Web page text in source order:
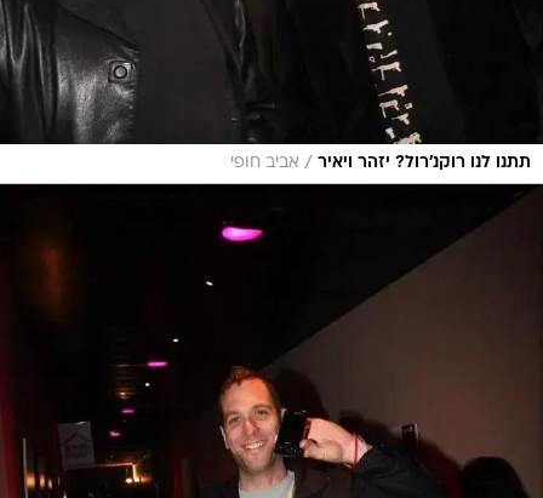
תתנו לנו רוקנ'רול? יזהר ויאיר / אביב חופי